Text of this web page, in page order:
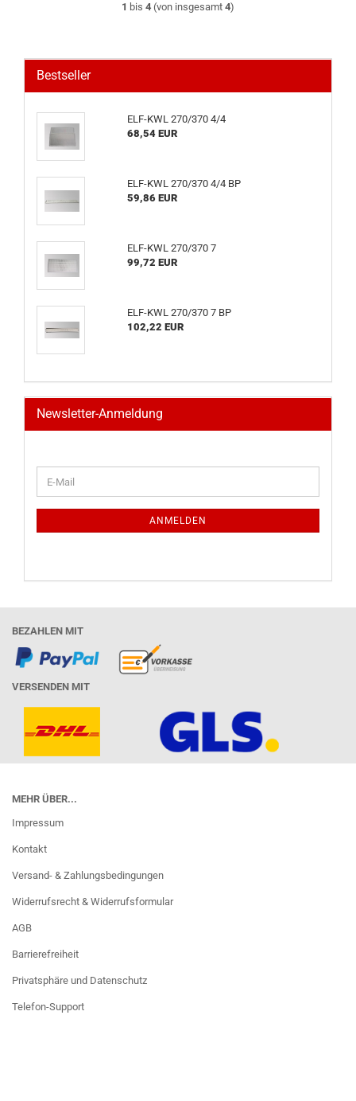
1 bis 4 (von insgesamt 4)
Bestseller
ELF-KWL 270/370 4/4
68,54 EUR
ELF-KWL 270/370 4/4 BP
59,86 EUR
ELF-KWL 270/370 7
99,72 EUR
ELF-KWL 270/370 7 BP
102,22 EUR
Newsletter-Anmeldung
ZUR
E-
Mail
ANMELDEN
BEZAHLEN MIT
VERSENDEN MIT
MEHR ÜBER...
Impressum
Kontakt
Versand- & Zahlungsbedingungen
Widerrufsrecht & Widerrufsformular
AGB
Barrierefreiheit
Privatsphäre und Datenschutz
Telefon-Support